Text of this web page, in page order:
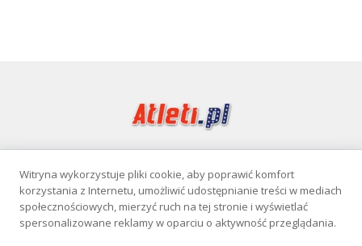
Facebook
KONTAKT POLITYKA PRYWATNOŚCI
Witryna wykorzystuje pliki cookie, aby poprawić komfort
korzystania z Internetu, umożliwić udostępnianie treści w mediach
społecznościowych, mierzyć ruch na tej stronie i wyświetlać
spersonalizowane reklamy w oparciu o aktywność przeglądania.